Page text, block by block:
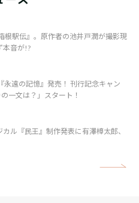
根駅伝』。原作者の池井戸潤が撮影現
本音が!?
遠の記憶』発売！ 刊行記念キャン
一文は？」スタート！
ル『民王』制作発表に有澤樟太郎、